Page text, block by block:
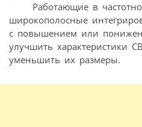
Работающие в
широкополосные
с повышением или
улучшить характеристики
уменьшить их размеры.